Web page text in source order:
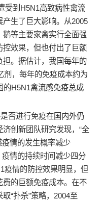
受到H5N1高致病性禽流
生了巨大影响。从2005
等主要家禽实行全面强
效果，但也付出了巨额
。据估计，我国每年的
剂，每年的免疫成本约为
的H5N1禽流感免疫总成
否进行免疫在国内外仍
创新团队研究发现，“全
疫情的发生概率减少
情的持续时间减少四分
疫情的防控效果明显，但
的巨额免疫成本。在不
“扑杀”策略，2004至